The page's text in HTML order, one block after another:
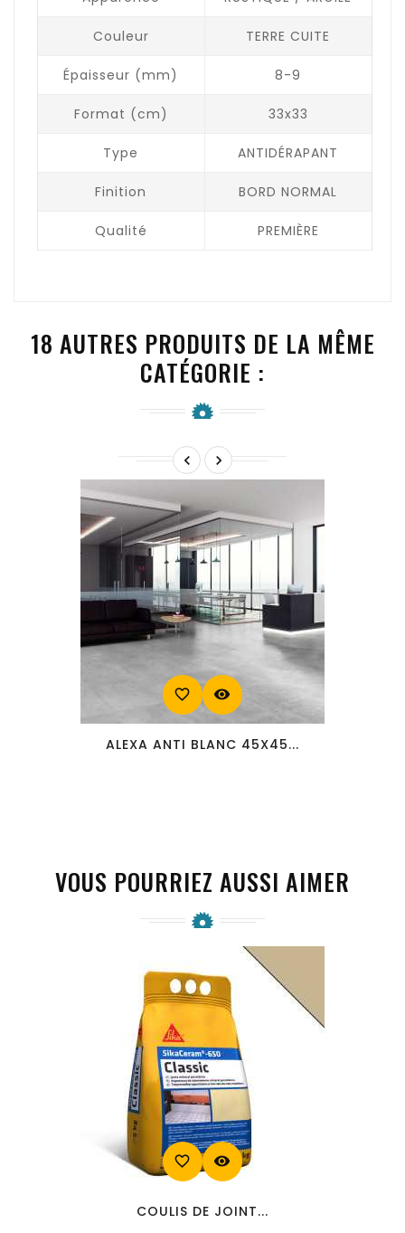
Couleur TERRE CUITE
Épaisseur (mm) 8-9
Format (cm) 33x33
Type ANTIDÉRAPANT
Finition BORD NORMAL
Qualité PREMIÈRE
18 AUTRES PRODUITS DE LA MÊME
CATÉGORIE :
 
favorite_border visibility
ALEXA ANTI BLANC 45X45...
VOUS POURRIEZ AUSSI AIMER
favorite_border visibility
COULIS DE JOINT...